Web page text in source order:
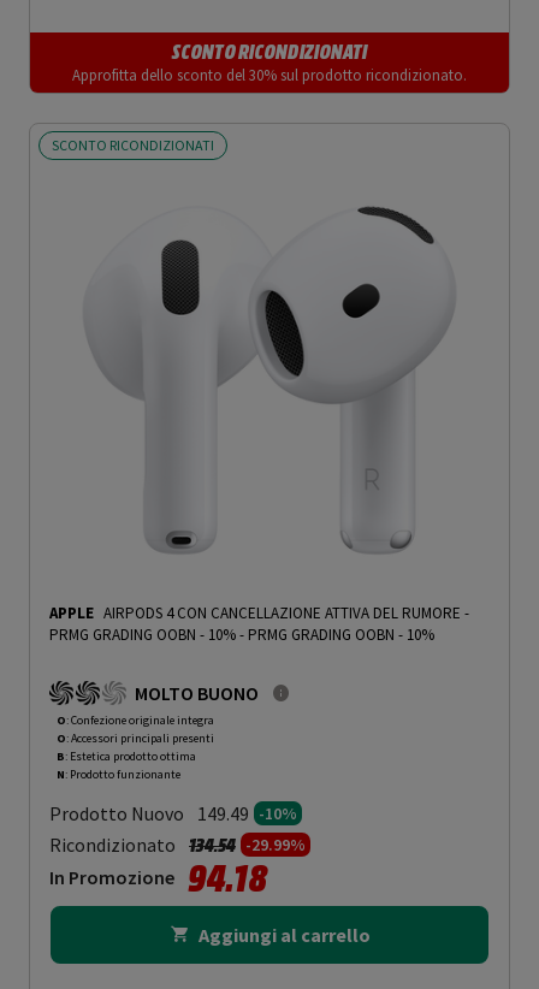
SCONTO RICONDIZIONATI
Approfitta dello sconto del 30% sul prodotto ricondizionato.
SCONTO RICONDIZIONATI
APPLE AIRPODS 4 CON CANCELLAZIONE ATTIVA DEL RUMORE -
PRMG GRADING OOBN - 10%- PRMG GRADING OOBN - 10%
MOLTO BUONO
O: Confezione originale integra
O: Accessori principali presenti
B: Estetica prodotto ottima
N: Prodotto funzionante
Prodotto Nuovo 149.49 -10%
Ricondizionato Prezzo ridotto da
134.54a-29.99%
In Promozione 94.18
Aggiungi al carrello